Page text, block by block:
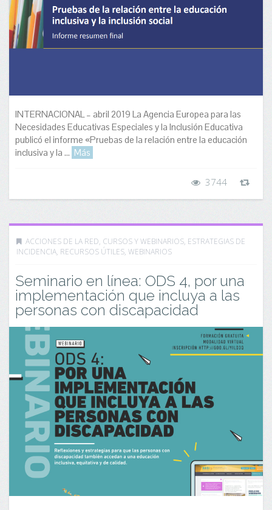
INTERNACIONAL – abril 2019 La Agencia Europea para las
Necesidades Educativas Especiales y la Inclusión Educativa
publicó el informe «Pruebas de la relación entre la educación
inclusiva y la ... Más
3744
ACCIONES DE LA RED, CURSOS Y WEBINARIOS, ESTRATEGIAS DE
INCIDENCIA, RECURSOS ÚTILES, WEBINARIOS
Seminario en línea: ODS 4, por una
implementación que incluya a las
personas con discapacidad